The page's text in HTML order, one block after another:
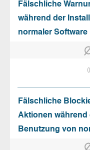
Fälschliche
während der
normaler Software
0
Fälschliche
Aktionen während
Benutzung von